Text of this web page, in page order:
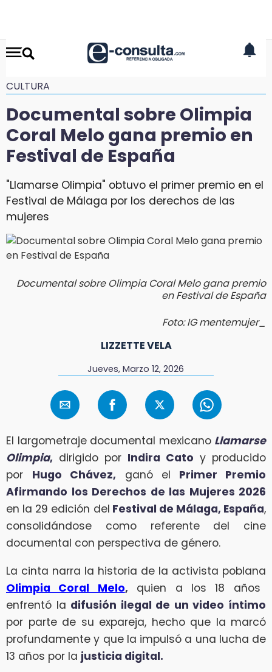
CULTURA
Documental sobre Olimpia
Coral Melo gana premio en
Festival de España
"Llamarse Olimpia" obtuvo el primer premio en el
Festival de Málaga por los derechos de las
mujeres
Documental sobre Olimpia Coral Melo gana premio
en Festival de España
Foto: IG mentemujer_
LIZZETTE VELA
Jueves, Marzo 12, 2026
El largometraje documental mexicano Llamarse
Olimpia, dirigido por Indira Cato y producido
por Hugo Chávez, ganó el Primer Premio
Afirmando los Derechos de las Mujeres 2026
en la 29 edición del Festival de Málaga, España,
consolidándose como referente del cine
documental con perspectiva de género.
La cinta narra la historia de la activista poblana
Olimpia Coral Melo,quien a los 18 años
enfrentó la difusión ilegal de un video íntimo
por parte de su expareja, hecho que la marcó
profundamente y que la impulsó a una lucha de
13 años por la justicia digital.